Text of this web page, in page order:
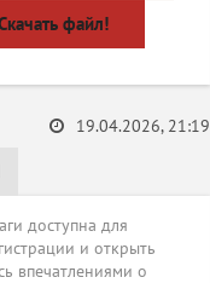
файл!
19.04.2026, 21:19
доступна для
и открыть
впечатлениями о